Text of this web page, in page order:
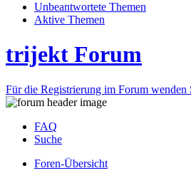
Unbeantwortete Themen
Aktive Themen
trijekt Forum
Für die Registrierung im Forum
FAQ
Suche
Foren-Übersicht